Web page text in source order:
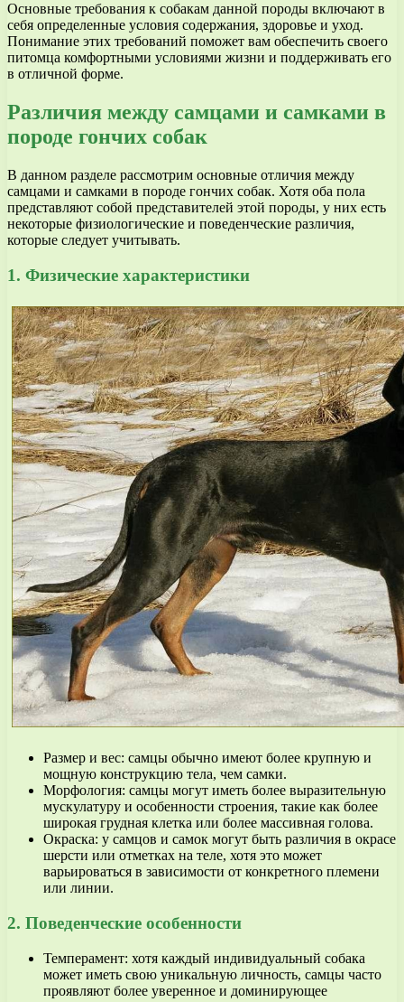
Основные требования к собакам данной породы включают в
себя определенные условия содержания, здоровье и уход.
Понимание этих требований поможет вам обеспечить своего
питомца комфортными условиями жизни и поддерживать его
в отличной форме.
Различия между самцами и самками в
породе гончих собак
В данном разделе рассмотрим основные отличия между
самцами и самками в породе гончих собак. Хотя оба пола
представляют собой представителей этой породы, у них есть
некоторые физиологические и поведенческие различия,
которые следует учитывать.
1. Физические характеристики
Размер и вес: самцы обычно имеют более крупную и
мощную конструкцию тела, чем самки.
Морфология: самцы могут иметь более выразительную
мускулатуру и особенности строения, такие как более
широкая грудная клетка или более массивная голова.
Окраска: у самцов и самок могут быть различия в окрасе
шерсти или отметках на теле, хотя это может
варьироваться в зависимости от конкретного племени
или линии.
2. Поведенческие особенности
Темперамент: хотя каждый индивидуальный собака
может иметь свою уникальную личность, самцы часто
проявляют более уверенное и доминирующее